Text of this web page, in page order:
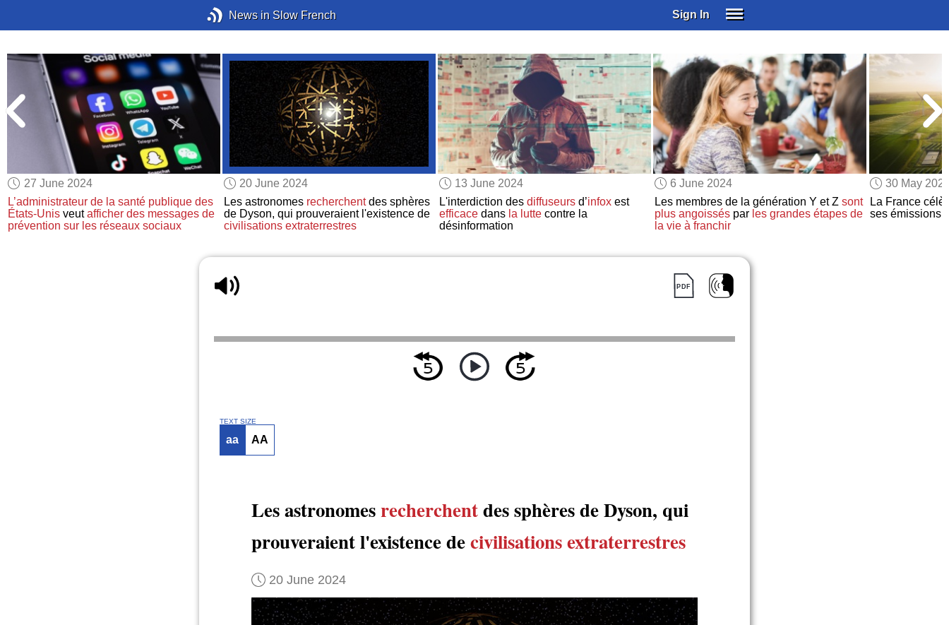
News in Slow French Sign In
SUBSCRIBE
EDUCATIONAL LICENSES
GIFT CARDS
OTHER LANGUAGES
ABOUT US
ALEXA
ADJUST COLORS
27 June 2024
L’administrateur de la santé publique des
États-Unis veutafficher des messages de
prévention sur les réseaux sociaux
20 June 2024
Les astronomes recherchentdes sphères
de Dyson, qui prouveraient l'existence de
civilisations extraterrestres
13 June 2024
L'interdiction des diffuseursd’infoxest
efficacedans la luttecontre la
désinformation
6 June 2024
Les membres de la génération Y et Z sont
plus angoisséspar les grandes étapes de
la vie à franchir
30 May
La France
ses émissions
TEXT SIZE
aa AA
Les astronomesrecherchentdes sphères de Dyson, qui
prouveraient l'existence decivilisations extraterrestres
20 June 2024